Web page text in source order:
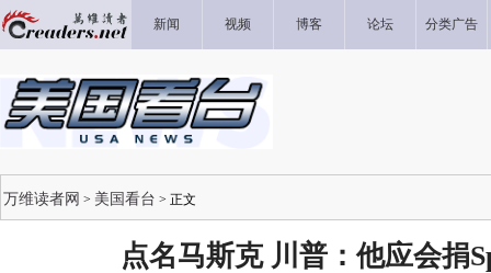
新闻 视频 博客 论坛 分类广告
万维读者网 > 美国看台 > 正文
点名马斯克 川普：他应会捐